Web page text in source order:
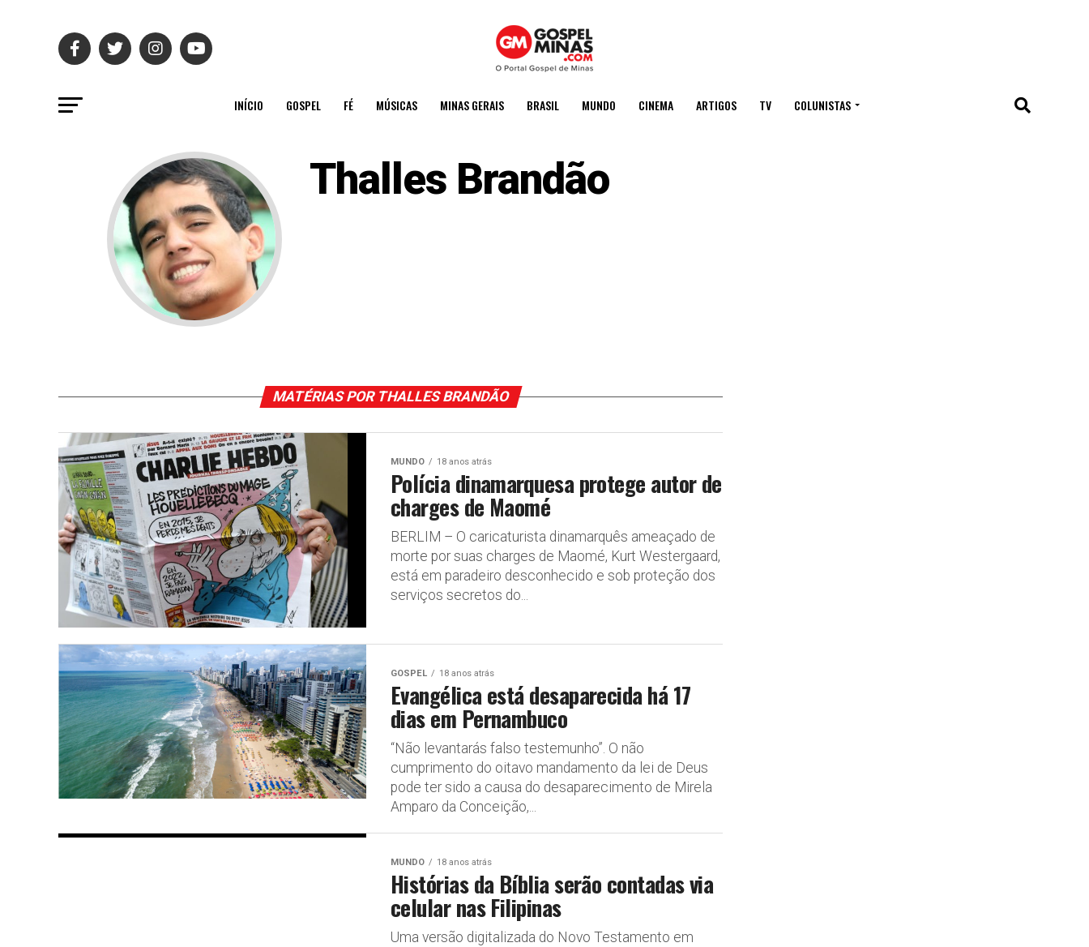
INÍCIO GOSPEL FÉ MÚSICAS MINAS GERAIS BRASIL MUNDO CINEMA ARTIGOS TV COLUNISTAS
Thalles Brandão
MATÉRIAS POR THALLES BRANDÃO
MUNDO 18 anos atrás
Polícia dinamarquesa protege autor de
charges de Maomé
BERLIM – O caricaturista dinamarquês ameaçado de
morte por suas charges de Maomé, Kurt Westergaard,
está em paradeiro desconhecido e sob proteção dos
serviços secretos do...
GOSPEL 18 anos atrás
Evangélica está desaparecida há 17
dias em Pernambuco
“Não levantarás falso testemunho”. O não
cumprimento do oitavo mandamento da lei de Deus
pode ter sido a causa do desaparecimento de Mirela
Amparo da Conceição,...
MUNDO 18 anos atrás
Histórias da Bíblia serão contadas via
celular nas Filipinas
Uma versão digitalizada do Novo Testamento em